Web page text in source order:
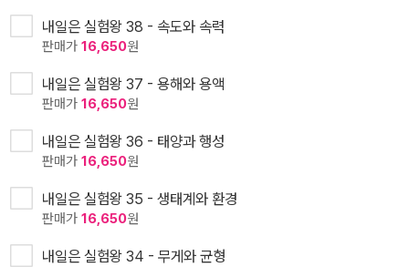
내일은 실험왕 38 - 속도와 속력
판매가 16,650원
내일은 실험왕 37 - 용해와 용액
판매가 16,650원
내일은 실험왕 36 - 태양과 행성
판매가 16,650원
내일은 실험왕 35 - 생태계와 환경
판매가 16,650원
내일은 실험왕 34 - 무게와 균형